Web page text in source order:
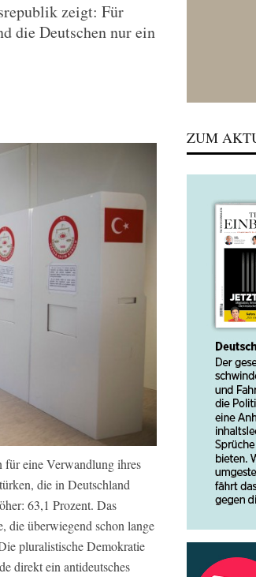
zeigt: Für
die Deutschen nur ein
für eine Verwandlung ihres
die in Deutschland
63,1 Prozent. Das
die überwiegend schon lange
pluralistische Demokratie
direkt ein antideutsches
ZUM